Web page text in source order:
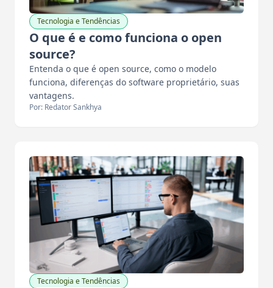
Tecnologia e Tendências
O que é e como funciona o open
source?
Entenda o que é open source, como o modelo
funciona, diferenças do software proprietário, suas
vantagens.
Por: Redator Sankhya
Tecnologia e Tendências